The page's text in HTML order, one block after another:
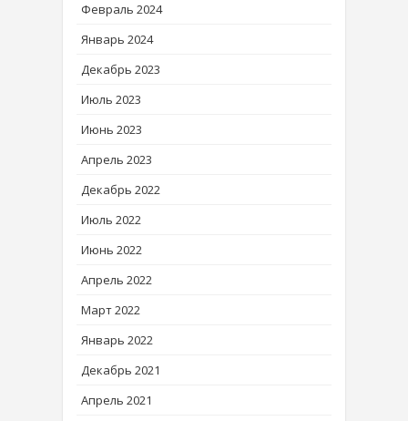
Февраль 2024
Январь 2024
Декабрь 2023
Июль 2023
Июнь 2023
Апрель 2023
Декабрь 2022
Июль 2022
Июнь 2022
Апрель 2022
Март 2022
Январь 2022
Декабрь 2021
Апрель 2021